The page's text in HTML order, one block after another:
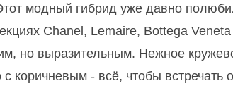
модный гибрид уже давно
Chanel, Lemaire, Bottega
но выразительным. Нежное
коричневым - всё, чтобы встречать